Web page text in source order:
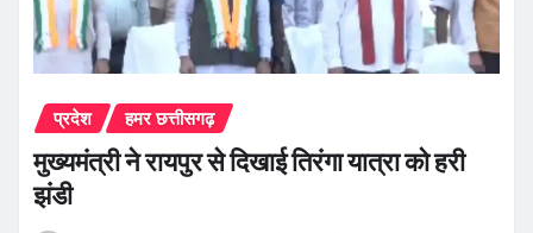
प्रदेश हमर छत्तीसगढ़
मुख्यमंत्री ने रायपुर से दिखाई तिरंगा यात्रा को हरी
झंडी